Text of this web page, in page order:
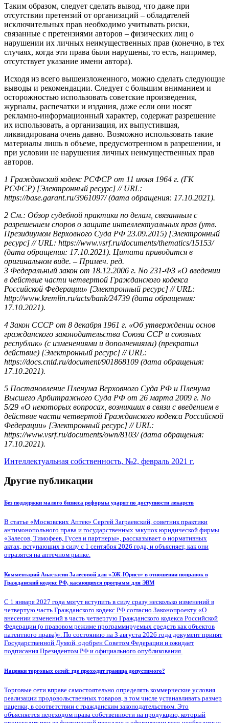
Таким образом, следует сделать вывод, что даже при
отсутствии претензий от организаций – обладателей
исключительных прав необходимо учитывать риски,
связанные с претензиями авторов – физических лиц о
нарушении их личных неимущественных прав (конечно, в тех
случаях, когда эти права были нарушены, то есть, например,
отсутствует указание имени автора).
Исходя из всего вышеизложенного, можно сделать следующие
выводы и рекомендации. Следует с большим вниманием и
осторожностью использовать советские произведения,
журналы, распечатки и издания, даже если они носят
рекламно-информационный характер, содержат разрешение
их использовать, а организация, их выпустившая,
ликвидирована очень давно. Возможно использовать такие
материалы лишь в объеме, предусмотренном в разрешении, и
при условии не нарушения личных неимущественных прав
авторов.
1 Гражданский кодекс РСФСР от 11 июня 1964 г. (ГК
РСФСР) [Электронный ресурс] // URL:
https://base.garant.ru/3961097/ (дата обращения: 17.10.2021).
2 См.: Обзор судебной практики по делам, связанным с
разрешением споров о защите интеллектуальных прав (утв.
Президиумом Верховного Суда РФ 23.09.2015) [Электронный
ресурс] // URL: https://www.vsrf.ru/documents/thematics/15153/
(дата обращения: 17.10.2021). Цитата приводится в
оригинальном виде. – Примеч. ред.
3 Федеральный закон от 18.12.2006 г. No 231-ФЗ «О введении
в действие части четвертой Гражданского кодекса
Российской Федерации» [Электронный ресурс] // URL:
http://www.kremlin.ru/acts/bank/24739 (дата обращения:
17.10.2021).
4 Закон СССР от 8 декабря 1961 г. «Об утверждении основ
гражданского законодательства Союза ССР и союзных
республик» (с изменениями и дополнениями) (прекратил
действие) [Электронный ресурс] // URL:
https://docs.cntd.ru/document/901868109 (дата обращения:
17.10.2021).
5 Постановление Пленума Верховного Суда РФ и Пленума
Высшего Арбитражного Суда РФ от 26 марта 2009 г. No
5/29 «О некоторых вопросах, возникших в связи с введением в
действие части четвертой Гражданского кодекса Российской
Федерации» [Электронный ресурс] // URL:
https://www.vsrf.ru/documents/own/8103/ (дата обращения:
17.10.2021).
Интеллектуальная собственность, №2, февраль 2021 г.
Другие публикации
Без поддержки малого бизнеса реформы ударят по доступности лекарств
В статье «Московских Аптек» Сергей Заграевский, советник практики
антимонопольного права и государственных закупок юридической фирмы
«Залесов, Тимофеев, Гусев и партнеры», рассказывает о нормативных
актах, вступающих в силу с 1 сентября 2026 года, и объясняет, как они
отразятся на аптечном рынке.
Комментарий Анастасии Залесовой для «ЭЖ-Юрист» в отношении поправок в
Гражданский кодекс РФ, касающихся программ для ЭВМ
С 1 января 2027 года могут вступить в силу сразу несколько изменений в
четвертую часть Гражданского кодекс РФ согласно Законопроекту «О
внесении изменений в часть четвертую Гражданского кодекса Российской
Федерации (о правовом режиме программируемых средств как объектов
патентного права)». По состоянию на 3 августа 2026 года документ принят
Государственной Думой, одобрен Советом Федерации и ожидает
подписания Президентом РФ и официального опубликования.
Наценки торговых сетей: где проходит граница допустимого?
Торговые сети вправе самостоятельно определять коммерческие условия
реализации продовольственных товаров, в том числе устанавливать размер
наценки, в соответствии с гражданским законодательством. Это
объясняется переходом права собственности на продукцию, который